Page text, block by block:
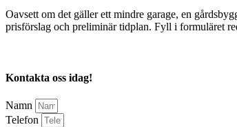
Oavsett om det gäller ett mindre garage, en
prisförslag och preliminär tidplan. Fyll i formuläret
Kontakta oss idag!
Namn
Telefon